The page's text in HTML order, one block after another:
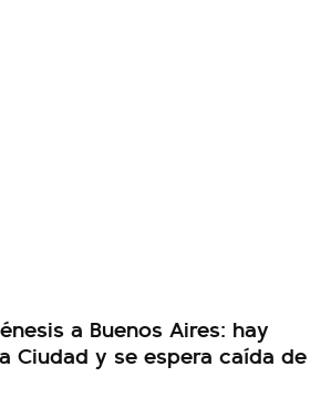
a Buenos Aires: hay
Ciudad y se espera caída de